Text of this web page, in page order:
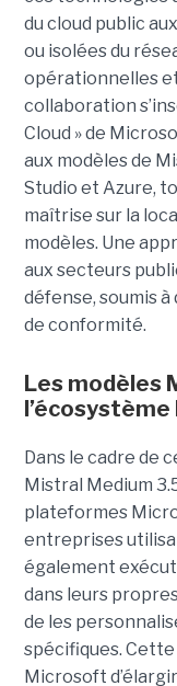
du cloud public
ou isolées du
opérationnelles
collaboration
Cloud » de
aux modèles de
Studio et Azure,
maîtrise sur la
modèles. Une
aux secteurs
défense, soumis
de conformité.
Les modèles
Dans le cadre de
Mistral Medium
plateformes
entreprises
également
dans leurs
de les
spécifiques. Cette
Microsoft